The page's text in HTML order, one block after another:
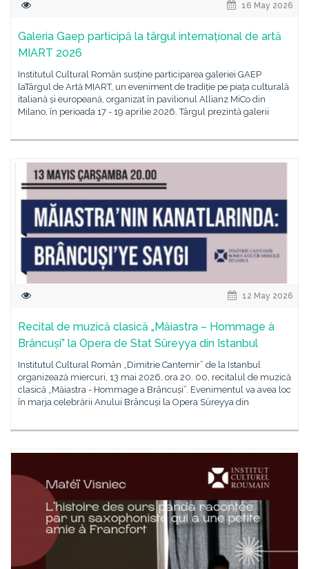
16 May 2026
Galeria Gaep participă la târgul internațional de artă
MIART 2026
Institutul Cultural Român susține participarea galeriei GAEP
laTârgul de Artă MIART, un eveniment de tradiție pe piața culturală
italiană și europeană, organizat în pavilionul Allianz MiCo din
Milano, în perioada 17 - 19 aprilie 2026. Târgul prezintă galerii
12 May 2026
Recital de muzică clasică „Măiastra – Hommage à
Brâncuși” la Opera de Stat Süreyya din Istanbul
Institutul Cultural Român „Dimitrie Cantemir” de la Istanbul
organizează miercuri, 13 mai 2026, ora 20. 00, recitalul de muzică
clasică „Măiastra - Hommage a Brâncuși”. Evenimentul va avea loc
în marja celebrării Anului Brâncuși la Opera Süreyya din